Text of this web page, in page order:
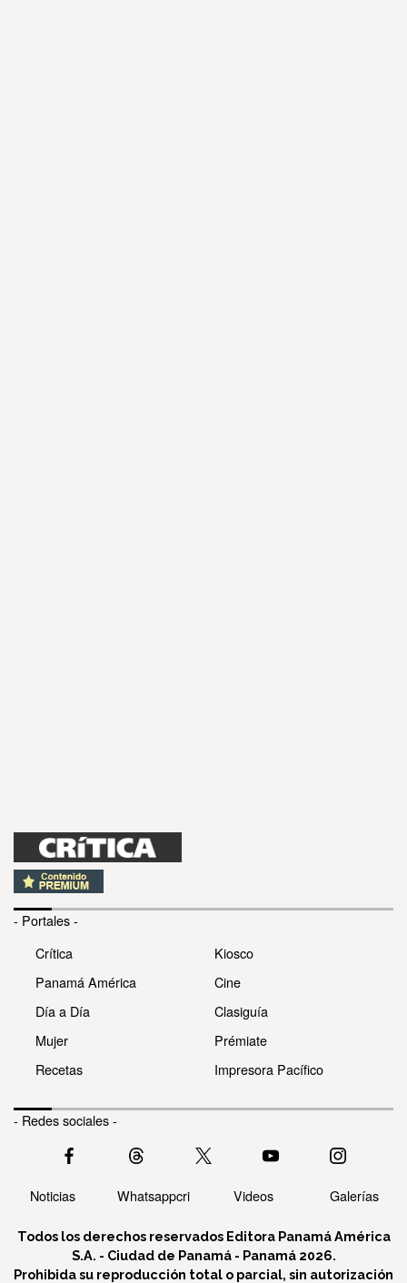
- Portales -
Crítica
Panamá América
Día a Día
Mujer
Recetas
Kiosco
Cine
Clasiguía
Prémiate
Impresora Pacífico
- Redes sociales -
Noticias Whatsappcri Videos Galerías
Todos los derechos reservados Editora Panamá América
S.A. - Ciudad de Panamá - Panamá 2026.
Prohibida su reproducción total o parcial, sin autorización